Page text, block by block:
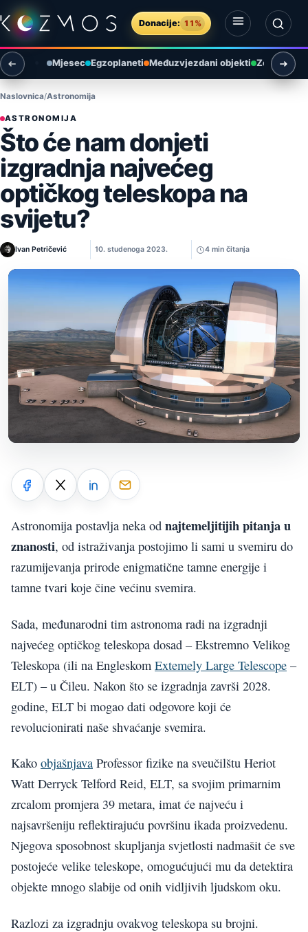
Preskoči na sadržaj
Donacije: 11%
Otvori izbornik
Otvori pretragu
Mjesec Egzoplaneti Međuzvjezdani objekti Zemlja i
Naslovnica Astronomija
ASTRONOMIJA
Što će nam donjeti
izgradnja najvećeg
optičkog teleskopa na
svijetu?
Ivan Petričević 10. studenoga 2023. 4 min čitanja
Astronomija postavlja neka od najtemeljitijih pitanja u
znanosti, od istraživanja postojimo li sami u svemiru do
razumijevanja prirode enigmatične tamne energije i
tamne tvari koje čine većinu svemira.
Sada, međunarodni tim astronoma radi na izgradnji
najvećeg optičkog teleskopa dosad – Ekstremno Velikog
Teleskopa (ili na Engleskom Extemely Large Telescope –
ELT) – u Čileu. Nakon što se izgradnja završi 2028.
godine, ELT bi mogao dati odgovore koji će
revolucionirati naše shvaćanje svemira.
Kako objašnjava Professor fizike na sveučilštu Heriot
Watt Derryck Telford Reid, ELT, sa svojim primarnim
zrcalom promjera 39 metara, imat će najveću i
najsavršeniju reflektirajuću površinu ikada proizvedenu.
Njegova sposobnost skupljanja svjetlosti nadmašit će sve
postojeće velike teleskope, omogućujući mu da detektira
objekte mnogo slabije od onih vidljivih ljudskom oku.
Razlozi za izgradnju ovakvog teleskopa su brojni.